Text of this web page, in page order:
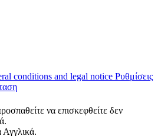
conditions and legal notice Ρυθμίσεις
να επισκεφθείτε δεν